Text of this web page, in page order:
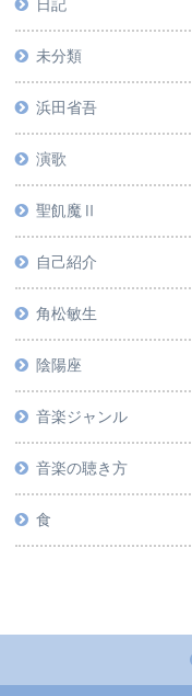
日記
未分類
浜田省吾
演歌
聖飢魔Ⅱ
自己紹介
角松敏生
陰陽座
音楽ジャンル
音楽の聴き方
食